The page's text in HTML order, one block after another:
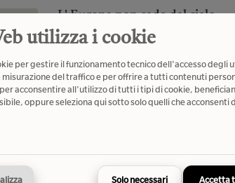
L' Europa non cade dal cielo
Unicopli (2026)- Editore
€ 19,00 Verifica disponibilità
utilizza i cookie
per gestire il funzionamento tecnico dell'accesso degli
del traffico e per offrire a tutti contenuti
per acconsentire all'utilizzo di tutti i tipi di cookie,
oppure seleziona qui sotto solo quelli che acconsenti
Solo necessari Accetta